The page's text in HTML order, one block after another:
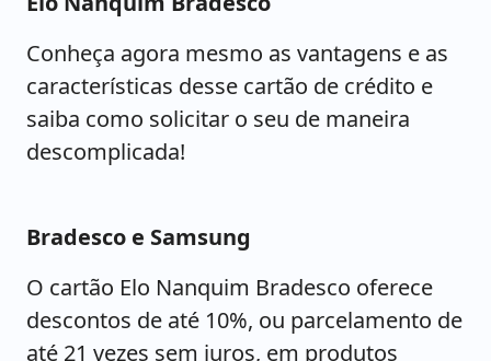
Conheça agora mesmo as vantagens e as
características desse cartão de crédito e
saiba como solicitar o seu de maneira
descomplicada!
Bradesco e Samsung
O cartão Elo Nanquim Bradesco oferece
descontos de até 10%, ou parcelamento de
até 21 vezes sem juros, em produtos